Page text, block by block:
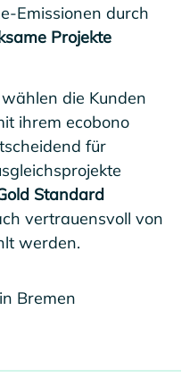
Emissionen durch
Projekte
die Kunden
ihrem ecobono
für
Standard
vertrauensvoll von
werden.